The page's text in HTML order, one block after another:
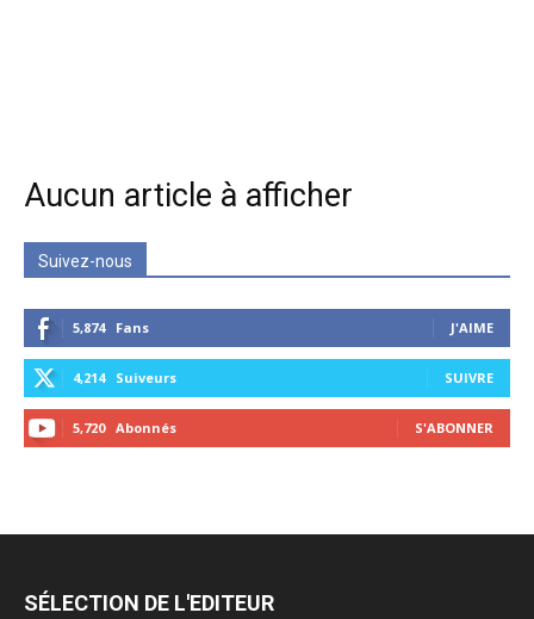
Aucun article à afficher
Suivez-nous
5,874 Fans J'AIME
4,214 Suiveurs SUIVRE
5,720 Abonnés S'ABONNER
SÉLECTION DE L'EDITEUR